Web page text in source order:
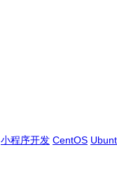
小程序开发 CentOS